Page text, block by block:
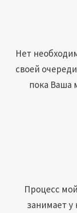
Нет
своей
пока Ваша
Процесс
занимает у